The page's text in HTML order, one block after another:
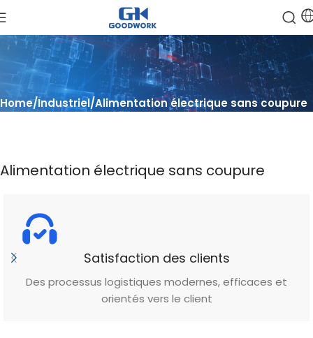
Home Industriel Alimentation électrique sans coupure
Alimentation électrique sans coupure
Satisfaction des clients
Des processus logistiques modernes, efficaces et
orientés vers le client